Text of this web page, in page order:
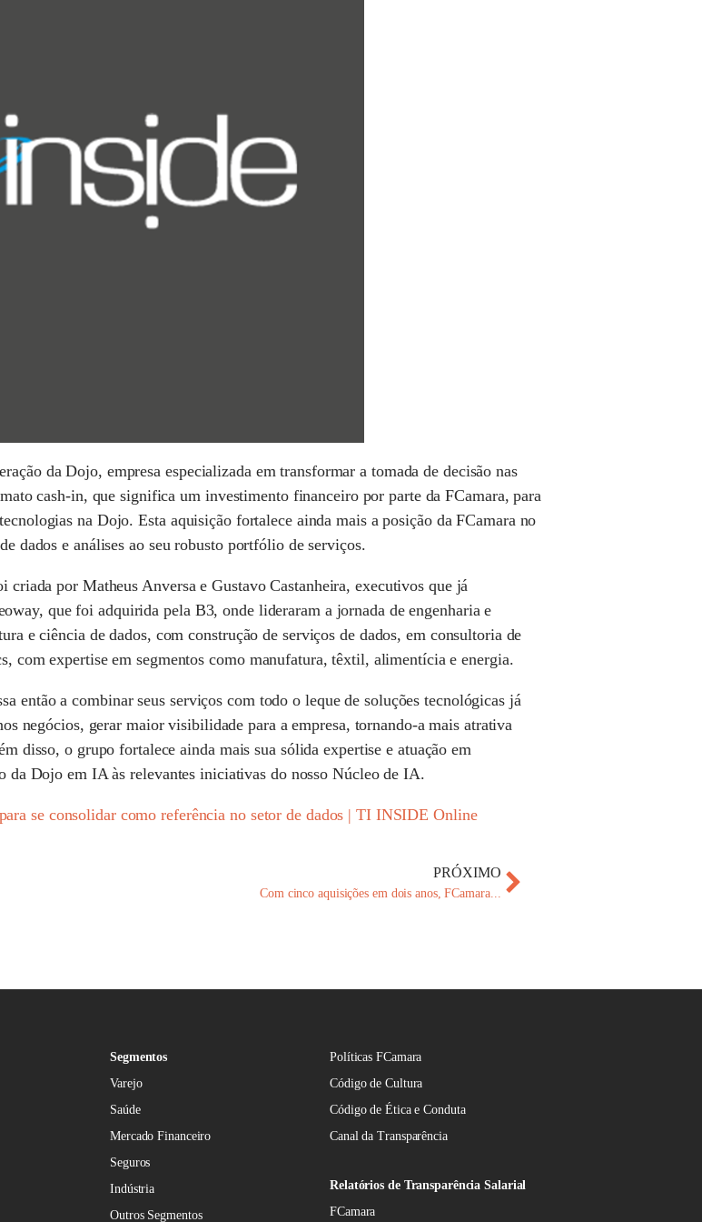
da Dojo, empresa especializada em transformar a tomada de decisão nas
cash-in, que significa um investimento financeiro por parte da FCamara, para
na Dojo. Esta aquisição fortalece ainda mais a posição da FCamara no
dados e análises ao seu robusto portfólio de serviços.
por Matheus Anversa e Gustavo Castanheira, executivos que já
que foi adquirida pela B3, onde lideraram a jornada de engenharia e
e ciência de dados, com construção de serviços de dados, em consultoria de
com expertise em segmentos como manufatura, têxtil, alimentícia e energia.
então a combinar seus serviços com todo o leque de soluções tecnológicas já
negócios, gerar maior visibilidade para a empresa, tornando-a mais atrativa
disso, o grupo fortalece ainda mais sua sólida expertise e atuação em
Dojo em IA às relevantes iniciativas do nosso Núcleo de IA.
se consolidar como referência no setor de dados | TI INSIDE Online
PRÓXIMO
Com cinco aquisições em dois anos, FCamara...
Segmentos
Varejo
Saúde
Mercado Financeiro
Seguros
Indústria
Outros Segmentos
Políticas FCamara
Código de Cultura
Código de Ética e Conduta
Canal da Transparência
Relatórios de Transparência Salarial
FCamara